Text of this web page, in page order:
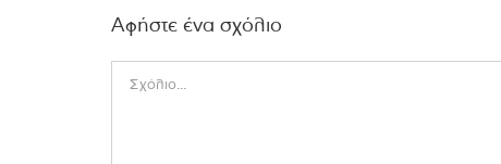
Αφήστε ένα σχόλιο